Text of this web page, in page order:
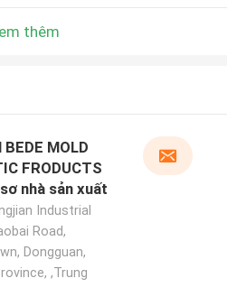
thêm
BEDE MOLD
FRODUCTS
nhà sản xuất
Industrial
Road,
Dongguan,
,Trung